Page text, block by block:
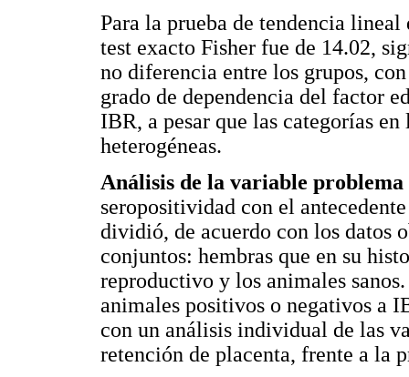
Para la prueba de tendencia
test exacto Fisher fue de 14.02,
no diferencia entre los grupos,
grado de dependencia del factor
IBR, a pesar que las categorías
heterogéneas.
Análisis de la variable
seropositividad con el
dividió, de acuerdo con los datos
conjuntos: hembras que en su
reproductivo y los animales
animales positivos o negativos a
con un análisis individual de las
retención de placenta, frente a la